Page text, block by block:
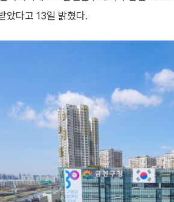
았다고 13일 밝혔다.